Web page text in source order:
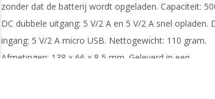
zonder dat de batterij wordt opgeladen. Capaciteit:
DC dubbele uitgang: 5 V/2 A en 5 V/2 A snel opladen.
ingang: 5 V/2 A micro USB. Nettogewicht: 110 gram.
Afmetingen: 138 x 66 x 8,5 mm. Geleverd in een